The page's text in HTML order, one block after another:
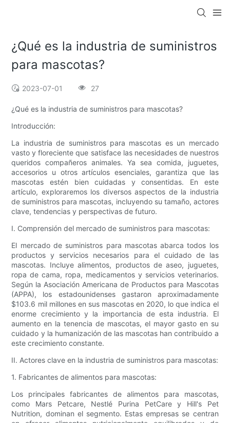
¿Qué es la industria de suministros
para mascotas?
2023-07-01 27
¿Qué es la industria de suministros para mascotas?
Introducción:
La industria de suministros para mascotas es un mercado
vasto y floreciente que satisface las necesidades de nuestros
queridos compañeros animales. Ya sea comida, juguetes,
accesorios u otros artículos esenciales, garantiza que las
mascotas estén bien cuidadas y consentidas. En este
artículo, exploraremos los diversos aspectos de la industria
de suministros para mascotas, incluyendo su tamaño, actores
clave, tendencias y perspectivas de futuro.
I. Comprensión del mercado de suministros para mascotas:
El mercado de suministros para mascotas abarca todos los
productos y servicios necesarios para el cuidado de las
mascotas. Incluye alimentos, productos de aseo, juguetes,
ropa de cama, ropa, medicamentos y servicios veterinarios.
Según la Asociación Americana de Productos para Mascotas
(APPA), los estadounidenses gastaron aproximadamente
$103.6 mil millones en sus mascotas en 2020, lo que indica el
enorme crecimiento y la importancia de esta industria. El
aumento en la tenencia de mascotas, el mayor gasto en su
cuidado y la humanización de las mascotas han contribuido a
este crecimiento constante.
II. Actores clave en la industria de suministros para mascotas:
1. Fabricantes de alimentos para mascotas:
Los principales fabricantes de alimentos para mascotas,
como Mars Petcare, Nestlé Purina PetCare y Hill's Pet
Nutrition, dominan el segmento. Estas empresas se centran